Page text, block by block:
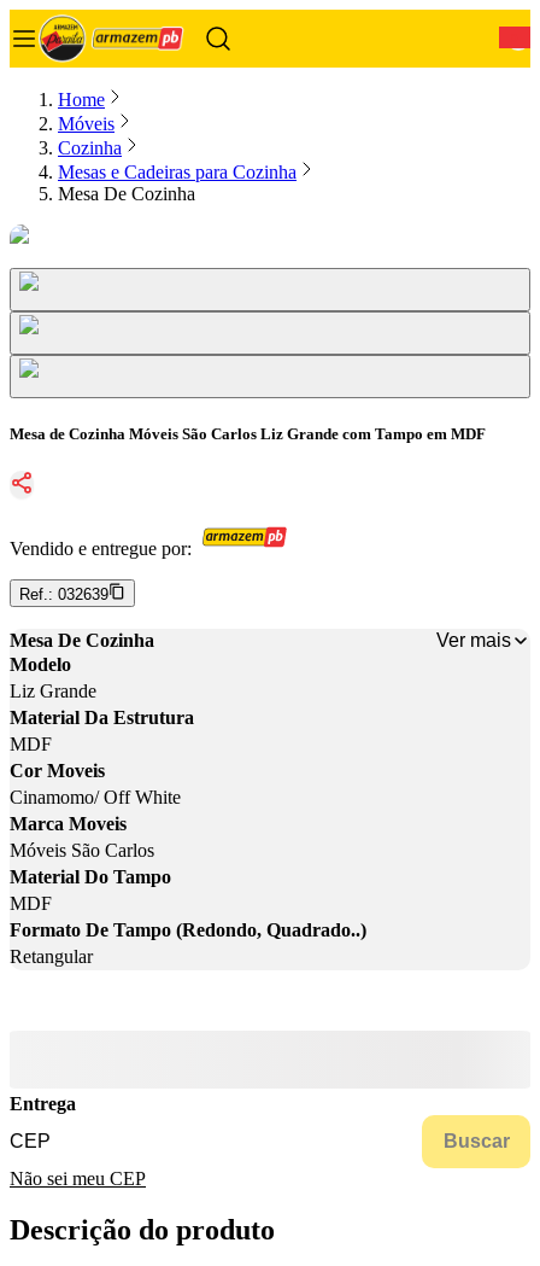
Home
Móveis
Cozinha
Mesas e Cadeiras para Cozinha
Mesa De Cozinha
Mesa de Cozinha Móveis São Carlos Liz Grande com Tampo em MDF
Vendido e entregue por:
Ref.: 032639
Mesa De Cozinha
Ver mais
Modelo
Liz Grande
Material Da Estrutura
MDF
Cor Moveis
Cinamomo/ Off White
Marca Moveis
Móveis São Carlos
Material Do Tampo
MDF
Formato De Tampo (Redondo, Quadrado..)
Retangular
Entrega
Buscar
Não sei meu CEP
Descrição do produto